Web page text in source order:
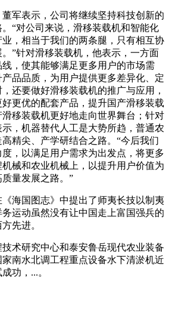
表示，公司将继续坚持科技创新的
“对公司来说，滑移装载机和智能化
，相当于我们的两条腿，只有相互协
”针对滑移装载机，他表示，一方面
，使其能够满足更多用户的市场需
品品质，为用户提供更多差异化、定
还要做好滑移装载机的推广与应用，
更优的配套产品，提升国产滑移装载
移装载机更好地走向世界舞台；针对
，机器替代人工是大势所趋，普通农
精尖、产学研结合之路。“今后我们
，以满足用户需求为出发点，将更多
械和农业机械上，以提升用户价值为
量发展之路。”
国图志》中提出了师夷长技以制夷
运动虽然没有让中国走上富国强兵的
先进。
研究中心和泰安鲁岳现代农业装备
南水北调工程重点设备水下清淤机近
功，...。